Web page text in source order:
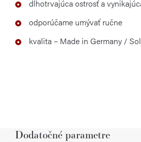
dlhotrvajúca ostrosť a
odporúčame umývať ručne
kvalita – Made in Germany /
Dodatočné parametre